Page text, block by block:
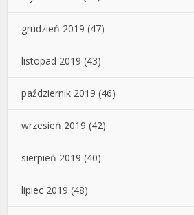
grudzień 2019 (47)
listopad 2019 (43)
październik 2019 (46)
wrzesień 2019 (42)
sierpień 2019 (40)
lipiec 2019 (48)